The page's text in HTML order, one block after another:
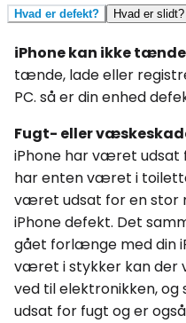
Hvad er defekt? Hvad er slidt?
iPhone kan ikke tænde
tænde, lade eller
PC. så er din enhed
Fugt- eller
iPhone har været udsat
har enten været i
været udsat for en
iPhone defekt. Det
gået forlænge med din
været i stykker kan der
ved til elektronikken, og
udsat for fugt og er